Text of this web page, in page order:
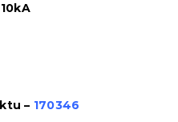
10kA
– 170346